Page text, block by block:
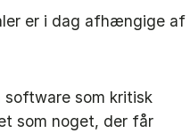
er i dag afhængige af
som kritisk
som noget, der får